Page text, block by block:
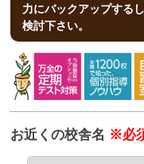
力にバックアップする
検討下さい。
お近くの校舎名 ※必